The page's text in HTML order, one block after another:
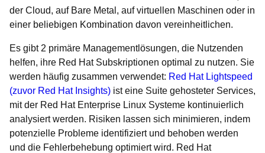
der Cloud, auf Bare Metal, auf virtuellen Maschinen oder in
einer beliebigen Kombination davon vereinheitlichen.
Es gibt 2 primäre Managementlösungen, die Nutzenden
helfen, ihre Red Hat Subskriptionen optimal zu nutzen. Sie
werden häufig zusammen verwendet: Red Hat Lightspeed
(zuvor Red Hat Insights) ist eine Suite gehosteter Services,
mit der Red Hat Enterprise Linux Systeme kontinuierlich
analysiert werden. Risiken lassen sich minimieren, indem
potenzielle Probleme identifiziert und behoben werden
und die Fehlerbehebung optimiert wird. Red Hat